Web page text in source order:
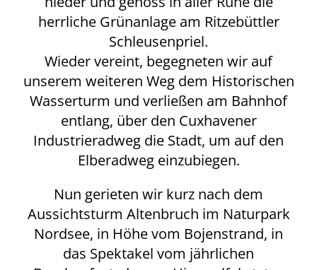
herrliche Grünanlage am Ritzebüttler
Schleusenpriel.
Wieder vereint, begegneten wir auf
unserem weiteren Weg dem Historischen
Wasserturm und verließen am Bahnhof
entlang, über den Cuxhavener
Industrieradweg die Stadt, um auf den
Elberadweg einzubiegen.
Nun gerieten wir kurz nach dem
Aussichtsturm Altenbruch im Naturpark
Nordsee, in Höhe vom Bojenstrand, in
das Spektakel vom jährlichen